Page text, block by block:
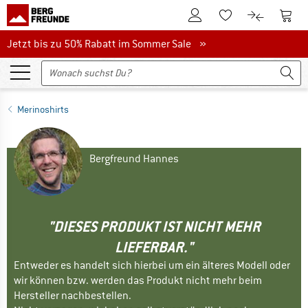
Zum KundenkontoZum Merkzettel.
Zum Zum
Jetzt bis zu 50% Rabatt im Sommer Sale
Jetzt bis zu 50% Rabatt im Sommer Sale »
Merinoshirts
Bergfreund Hannes
"DIESES PRODUKT IST NICHT MEHR
LIEFERBAR."
Entweder es handelt sich hierbei um ein älteres Modell oder
wir können bzw. werden das Produkt nicht mehr beim
Hersteller nachbestellen.